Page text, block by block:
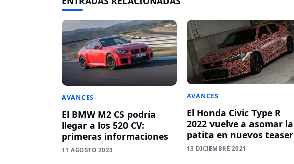
AVANCES
El BMW M2 CS podría
llegar a los 520 CV:
primeras informaciones
11 AGOSTO 2023
AVANCES
El Honda Civic Type R
2022 vuelve a asomar la
patita en nuevos teaser
13 DICIEMBRE 2021